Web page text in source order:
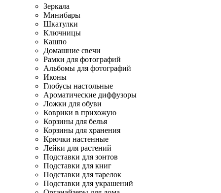
Зеркала
Минибары
Шкатулки
Ключницы
Кашпо
Домашние свечи
Рамки для фотографий
Альбомы для фотографий
Иконы
Глобусы настольные
Ароматические диффузоры
Ложки для обуви
Коврики в прихожую
Корзины для белья
Корзины для хранения
Крючки настенные
Лейки для растений
Подставки для зонтов
Подставки для книг
Подставки для тарелок
Подставки для украшений